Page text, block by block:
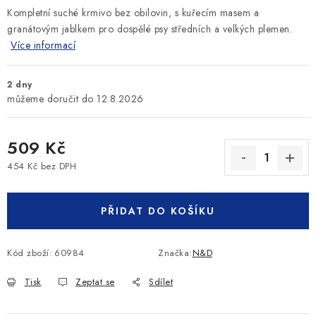
Kompletní suché krmivo bez obilovin, s kuřecím masem a
granátovým jablkem pro dospělé psy středních a velkých plemen.
Více informací
2 dny
12.8.2026
509 Kč
454 Kč bez DPH
PŘIDAT DO KOŠÍKU
Kód zboží: 60984 Značka:N&D
Tisk Zeptat se Sdílet